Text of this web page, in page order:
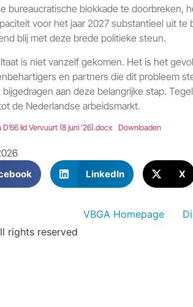
bureaucratische blokkade te doorbreken,
voor het jaar 2027 substantieel uit te
blij met deze brede politieke steun.
is niet vanzelf gekomen. Het is het
en partners die dit probleem
bijgedragen aan deze belangrijke stap.
de Nederlandse arbeidsmarkt.
lid Vervuurt (8 juni ’26).docx Downloaden
LinkedIn X
VBGA Homepage
rights reserved